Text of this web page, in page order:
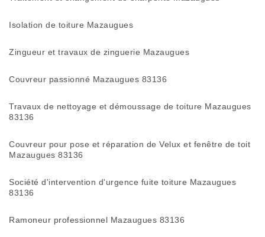
Isolation de toiture Mazaugues
Zingueur et travaux de zinguerie Mazaugues
Couvreur passionné Mazaugues 83136
Travaux de nettoyage et démoussage de toiture Mazaugues
83136
Couvreur pour pose et réparation de Velux et fenêtre de toit
Mazaugues 83136
Société d'intervention d'urgence fuite toiture Mazaugues
83136
Ramoneur professionnel Mazaugues 83136